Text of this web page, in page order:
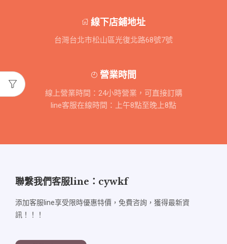
線下店鋪地址
台灣台北市松山區光復北路68號7號
營業時間
線上營業時間：24小時營業，可直接訂購
line客服在線時間：上午8點至晚上8點
聯繫我們客服line：cywkf
添加客服line享受限時優惠特價，免費咨詢，獲得最新資
訊！！！